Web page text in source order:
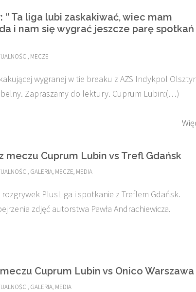
Ta liga lubi zaskakiwać, wiec mam
i nam się wygrać jeszcze parę spotkań
, MECZE
wygranej w tie breaku z AZS Indykpol
Zapraszamy do lektury. Cuprum Lubin:(…)
meczu Cuprum Lubin vs Trefl Gdańsk
, GALERIA, MECZE, MEDIA
PlusLiga i spotkanie z Treflem Gdańsk.
zdjęć autorstwa Pawła Andrachiewicza.
Cuprum Lubin vs Onico Warszawa
, GALERIA, MEDIA